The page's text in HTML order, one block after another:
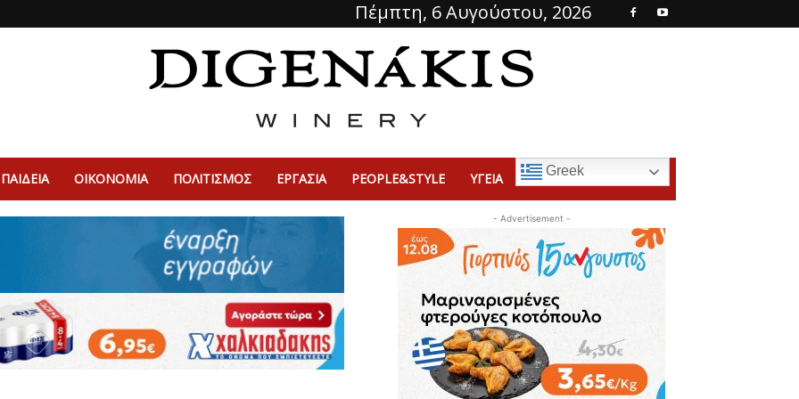
Πέμπτη, 6 Αυγούστου, 2026
ΠΑΙΔΕΙΑ ΟΙΚΟΝΟΜΙΑ ΠΟΛΙΤΙΣΜΌΣ ΕΡΓΑΣΙΑ PEOPLE&STYLE ΥΓΕΙΑ Greek
- Advertisement -